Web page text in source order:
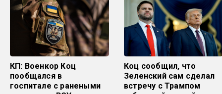
КП: Военкор Коц
пообщался в
госпитале с ранеными
Коц сообщил, что
Зеленский сам сделал
встречу с Трампом